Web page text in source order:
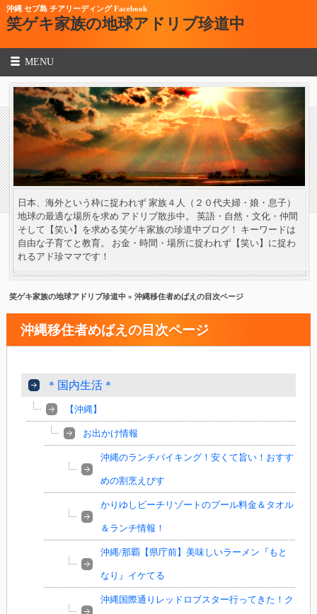
沖縄 セブ島 チアリーディング Facebook
笑ゲキ家族の地球アドリブ珍道中
MENU
日本、海外という枠に捉われず 家族４人（２０代夫婦・娘・息子）
地球の最適な場所を求め アドリブ散歩中。 英語・自然・文化・仲間
そして【笑い】を求める笑ゲキ家族の珍道中ブログ！ キーワードは
自由な子育てと教育。 お金・時間・場所に捉われず【笑い】に捉わ
れるアド珍ママです！
笑ゲキ家族の地球アドリブ珍道中 » 沖縄移住者めばえの目次ページ
沖縄移住者めばえの目次ページ
＊国内生活＊
【沖縄】
お出かけ情報
沖縄のランチバイキング！安くて旨い！おすす
めの割烹えびす
かりゆしビーチリゾートのプール料金＆タオル
＆ランチ情報！
沖縄/那覇【県庁前】美味しいラーメン『もと
なり』イケてる
沖縄国際通りレッドロブスター行ってきた！ク